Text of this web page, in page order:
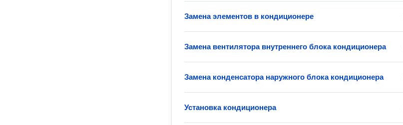
Замена элементов в кондиционере
Замена вентилятора внутреннего блока кондиционера
Замена конденсатора наружного блока кондиционера
Установка кондиционера